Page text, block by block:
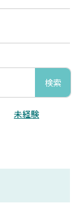
検索
未経験